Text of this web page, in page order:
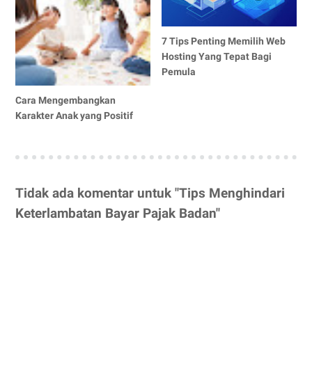
Cara Mengembangkan
Karakter Anak yang Positif
7 Tips Penting Memilih Web
Hosting Yang Tepat Bagi
Pemula
Tidak ada komentar untuk "Tips Menghindari
Keterlambatan Bayar Pajak Badan"